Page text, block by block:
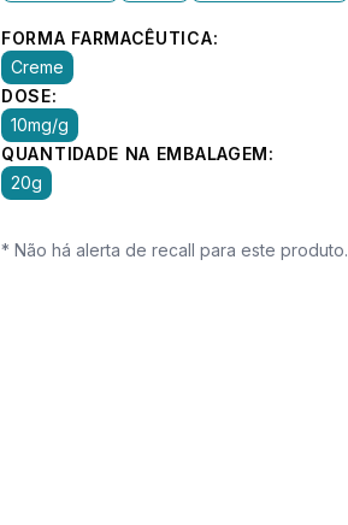
FORMA FARMACÊUTICA:
Creme
DOSE:
10mg/g
QUANTIDADE NA EMBALAGEM:
20g
* Não há alerta de recall para este produto.